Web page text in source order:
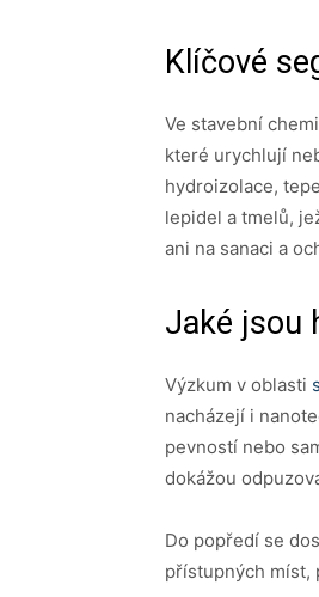
Klíčové
Ve stavební
které urychlují
hydroizolace,
lepidel a tmelů,
ani na sanaci a
Jaké jsou
Výzkum v oblasti
nacházejí i
pevností nebo
dokážou
Do popředí se
přístupných míst,